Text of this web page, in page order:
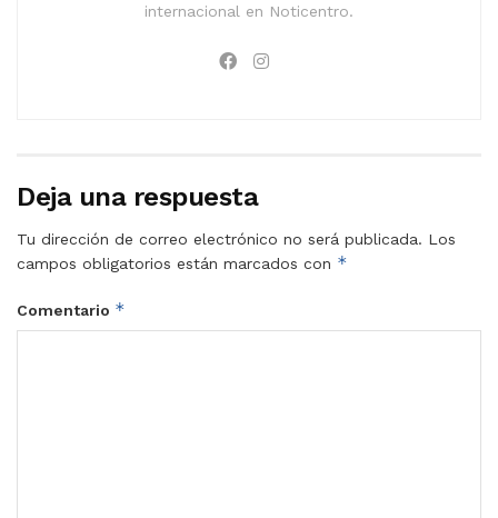
internacional en Noticentro.
Deja una respuesta
Tu dirección de correo electrónico no será publicada. Los
campos obligatorios están marcados con *
Comentario *